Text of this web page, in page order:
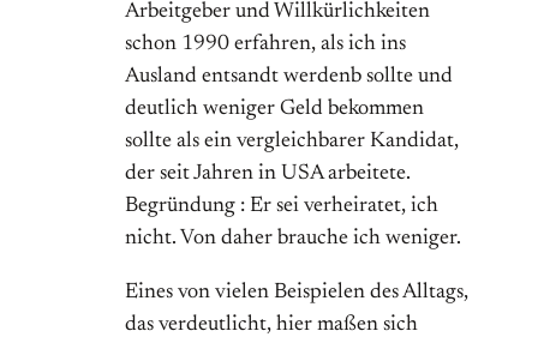
Arbeitgeber und Willkürlichkeiten
schon 1990 erfahren, als ich ins
Ausland entsandt werdenb sollte und
deutlich weniger Geld bekommen
sollte als ein vergleichbarer Kandidat,
der seit Jahren in USA arbeitete.
Begründung : Er sei verheiratet, ich
nicht. Von daher brauche ich weniger.
Eines von vielen Beispielen des Alltags,
das verdeutlicht, hier maßen sich